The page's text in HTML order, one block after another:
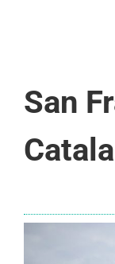
San